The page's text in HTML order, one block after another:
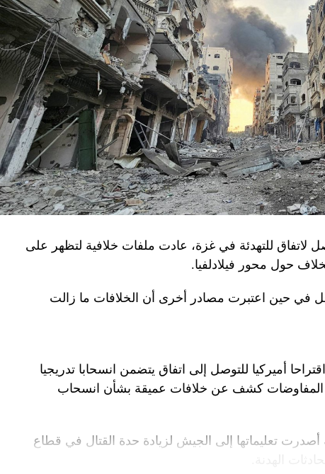
لاتفاق للتهدئة في غزة، عادت ملفات خلافية لتظهر على
حول محور فيلادلفيا.
في حين اعتبرت مصادر أخرى أن الخلافات ما زالت
أميركيا للتوصل إلى اتفاق يتضمن انسحابا تدريجيا
المفاوضات كشف عن خلافات عميقة بشأن انسحاب
تعليماتها إلى الجيش لزيادة حدة القتال في قطاع